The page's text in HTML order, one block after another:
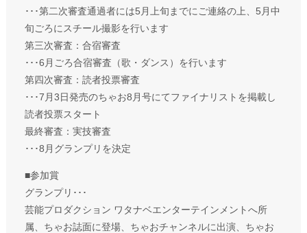
･･･第二次審査通過者には5月上旬までにご連絡の上、5月中
旬ごろにスチール撮影を行います
第三次審査：合宿審査
･･･6月ごろ合宿審査（歌・ダンス）を行います
第四次審査：読者投票審査
･･･7月3日発売のちゃお8月号にてファイナリストを掲載し
読者投票スタート
最終審査：実技審査
･･･8月グランプリを決定
■参加賞
グランプリ･･･
芸能プロダクション ワタナベエンターテインメントへ所
属、ちゃお誌面に登場、ちゃおチャンネルに出演、ちゃお